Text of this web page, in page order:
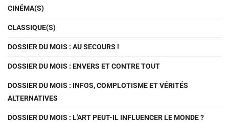
CINÉMA(S)
CLASSIQUE(S)
DOSSIER DU MOIS : AU SECOURS !
DOSSIER DU MOIS : ENVERS ET CONTRE TOUT
DOSSIER DU MOIS : INFOS, COMPLOTISME ET VÉRITÉS
ALTERNATIVES
DOSSIER DU MOIS : L'ART PEUT-IL INFLUENCER LE MONDE ?